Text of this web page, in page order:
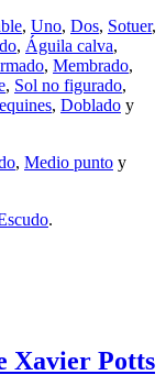
, Uno, Dos, Sotuer,
, Águila calva,
, Membrado,
, Sol no figurado,
, Doblado y
, Medio punto y
.
Xavier Potts